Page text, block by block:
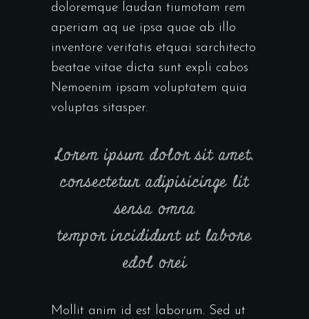
doloremque laudan tiumotam rem
aperiam aq ue ipsa quae ab illo
inventore veritatis etquai sarchitecto
beatae vitae dicta sunt expli cabos
Nemoenim ipsam voluptatem quia
voluptas sitasper.
Lorem ipsum dolor sit amet,
consectetur adipisicinge lit
sensa omna
tempor incididunt ut labore
edol orei
Mollit anim id est laborum. Sed ut